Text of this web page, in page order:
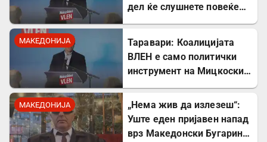
дел ќе слушнете повеќе
на српски
МАКЕДОНИЈА
Таравари: Коалицијата
ВЛЕН е само политички
инструмент на Мицкоски,
само декор
МАКЕДОНИЈА
„Нема жив да излезеш“:
Уште еден пријавен напад
врз Македонски Бугарин